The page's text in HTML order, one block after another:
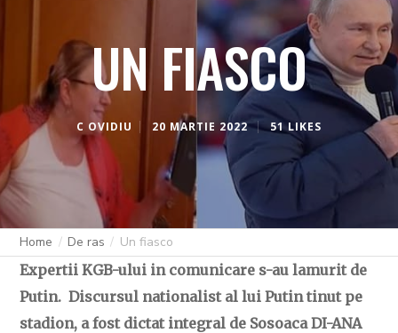
UN FIASCO
C OVIDIU 20 MARTIE 2022 51 LIKES
Home De ras Un fiasco
Expertii KGB-ului in comunicare s-au lamurit de
Putin. Discursul nationalist al lui Putin tinut pe
stadion, a fost dictat integral de Sosoaca DI-ANA